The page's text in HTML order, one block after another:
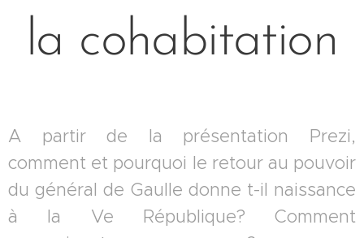
la cohabitation
A partir de la présentation Prezi,
comment et pourquoi le retour au pouvoir
du général de Gaulle donne t-il naissance
à la Ve République? Comment